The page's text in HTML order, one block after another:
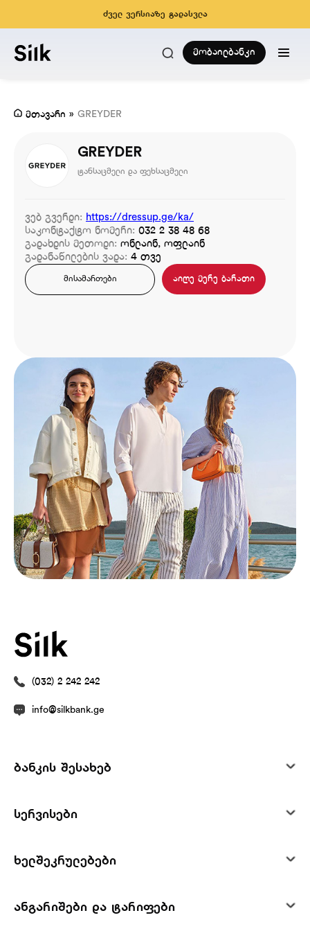
ძველ ვერსიაზე გადასვლა
მობაილბანკი
მთავარი » GREYDER
GREYDER
ტანსაცმელი და ფეხსაცმელი
ვებ გვერდი: https://dressup.ge/ka/
საკონტაქტო ნომერი: 032 2 38 48 68
გადახდის მეთოდი: ონლაინ, ოფლაინ
გადანაწილების ვადა: 4 თვე
მისამართები აიღე მერე ბარათი
(032) 2 242 242
info@silkbank.ge
ბანკის შესახებ
სერვისები
ხელშეკრულებები
ანგარიშები და ტარიფები